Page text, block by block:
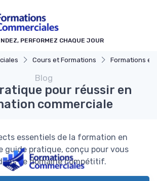
PERFORMEZ CHAQUE JOUR
Cours et Formations Formations en
Blog
pour réussir en
commerciale
essentiels de la formation en
guide pratique, conçu pour vous
ce domaine compétitif.
des cookies